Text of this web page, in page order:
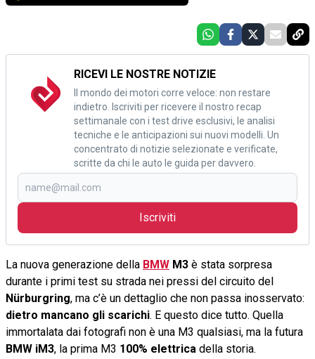
RICEVI LE NOSTRE NOTIZIE
Il mondo dei motori corre veloce: non restare
indietro. Iscriviti per ricevere il nostro recap
settimanale con i test drive esclusivi, le analisi
tecniche e le anticipazioni sui nuovi modelli. Un
concentrato di notizie selezionate e verificate,
scritte da chi le auto le guida per davvero.
Iscriviti
La nuova generazione della BMW M3 è stata sorpresa
durante i primi test su strada nei pressi del circuito del
Nürburgring, ma c’è un dettaglio che non passa inosservato:
dietro mancano gli scarichi. E questo dice tutto. Quella
immortalata dai fotografi non è una M3 qualsiasi, ma la futura
BMW iM3, la prima M3 100% elettrica della storia.